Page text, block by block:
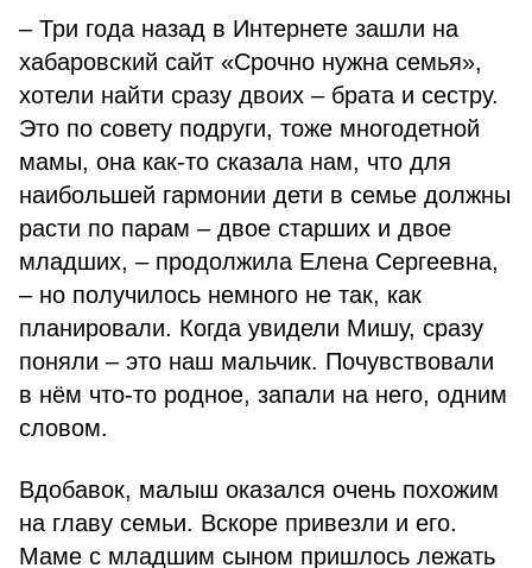
– Три года назад в Интернете зашли на
хабаровский сайт «Срочно нужна семья»,
хотели найти сразу двоих – брата и сестру.
Это по совету подруги, тоже многодетной
мамы, она как-то сказала нам, что для
наибольшей гармонии дети в семье должны
расти по парам – двое старших и двое
младших, – продолжила Елена Сергеевна,
– но получилось немного не так, как
планировали. Когда увидели Мишу, сразу
поняли – это наш мальчик. Почувствовали
в нём что-то родное, запали на него, одним
словом.
Вдобавок, малыш оказался очень похожим
на главу семьи. Вскоре привезли и его.
Маме с младшим сыном пришлось лежать